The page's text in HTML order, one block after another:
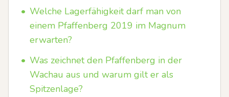
• Welche Lagerfähigkeit darf man von
einem Pfaffenberg 2019 im Magnum
erwarten?
• Was zeichnet den Pfaffenberg in der
Wachau aus und warum gilt er als
Spitzenlage?